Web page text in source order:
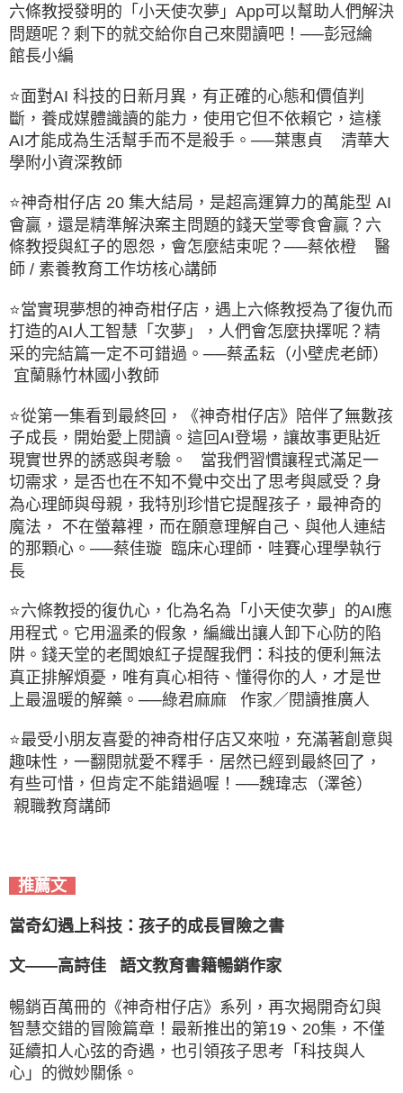
六條教授發明的「小天使次夢」App可以幫助人們解決
問題呢？剩下的就交給你自己來閱讀吧！ ──彭冠綸
館長小編
⭐面對AI 科技的日新月異，有正確的心態和價值判
斷，養成媒體識讀的能力，使用它但不依賴它，這樣
AI才能成為生活幫手而不是殺手。 ──葉惠貞 清華大
學附小資深教師
⭐神奇柑仔店 20 集大結局，是超高運算力的萬能型 AI
會贏，還是精準解決案主問題的錢天堂零食會贏？六
條教授與紅子的恩怨，會怎麼結束呢？ ──蔡依橙 醫
師 / 素養教育工作坊核心講師
⭐當實現夢想的神奇柑仔店，遇上六條教授為了復仇而
打造的AI人工智慧「次夢」，人們會怎麼抉擇呢？精
采的完結篇一定不可錯過。 ──蔡孟耘（小壁虎老師）
宜蘭縣竹林國小教師
⭐從第一集看到最終回，《神奇柑仔店》陪伴了無數孩
子成長，開始愛上閱讀。這回AI登場，讓故事更貼近
現實世界的誘惑與考驗。 當我們習慣讓程式滿足一
切需求，是否也在不知不覺中交出了思考與感受？身
為心理師與母親，我特別珍惜它提醒孩子，最神奇的
魔法， 不在螢幕裡，而在願意理解自己、與他人連結
的那顆心。 ──蔡佳璇 臨床心理師．哇賽心理學執行
長
⭐六條教授的復仇心，化為名為「小天使次夢」的AI應
用程式。它用溫柔的假象，編織出讓人卸下心防的陷
阱。錢天堂的老闆娘紅子提醒我們：科技的便利無法
真正排解煩憂，唯有真心相待、懂得你的人，才是世
上最溫暖的解藥。 ──綠君麻麻 作家／閱讀推廣人
⭐最受小朋友喜愛的神奇柑仔店又來啦，充滿著創意與
趣味性，一翻閱就愛不釋手．居然已經到最終回了，
有些可惜，但肯定不能錯過喔！ ──魏瑋志（澤爸）
親職教育講師
推薦文
當奇幻遇上科技：孩子的成長冒險之書
文——高詩佳 語文教育書籍暢銷作家
暢銷百萬冊的《神奇柑仔店》系列，再次揭開奇幻與
智慧交錯的冒險篇章！最新推出的第19、20集，不僅
延續扣人心弦的奇遇，也引領孩子思考「科技與人
心」的微妙關係。